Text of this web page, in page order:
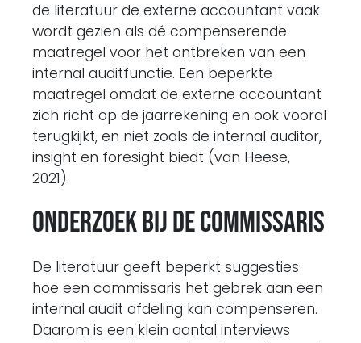
de literatuur de externe accountant vaak
wordt gezien als dé compenserende
maatregel voor het ontbreken van een
internal auditfunctie. Een beperkte
maatregel omdat de externe accountant
zich richt op de jaarrekening en ook vooral
terugkijkt, en niet zoals de internal auditor,
insight en foresight biedt (van Heese,
2021).
Onderzoek bij de commissaris
De literatuur geeft beperkt suggesties
hoe een commissaris het gebrek aan een
internal audit afdeling kan compenseren.
Daarom is een klein aantal interviews